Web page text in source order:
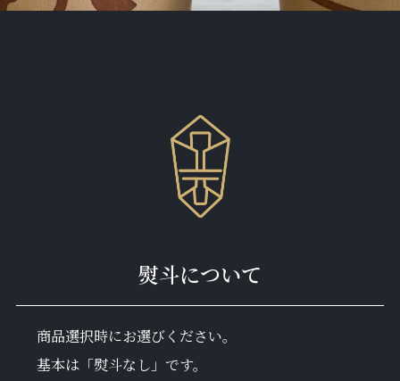
熨斗について
商品選択時にお選びください。
基本は「熨斗なし」です。